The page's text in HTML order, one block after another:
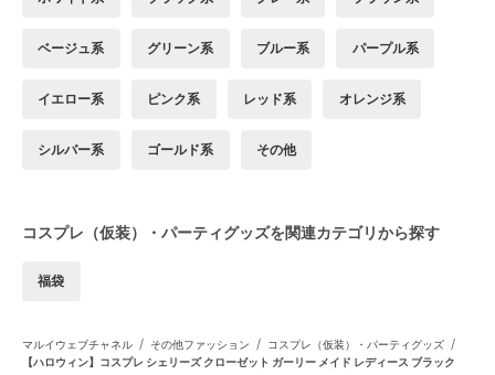
ベージュ系 グリーン系 ブルー系 パープル系
イエロー系 ピンク系 レッド系 オレンジ系
シルバー系 ゴールド系 その他
コスプレ（仮装）・パーティグッズを関連カテゴリから探す
福袋
マルイウェブチャネル / その他ファッション / コスプレ（仮装）・パーティグッズ /
【ハロウィン】コスプレ シェリーズ クローゼット ガーリー メイド レディース ブラック